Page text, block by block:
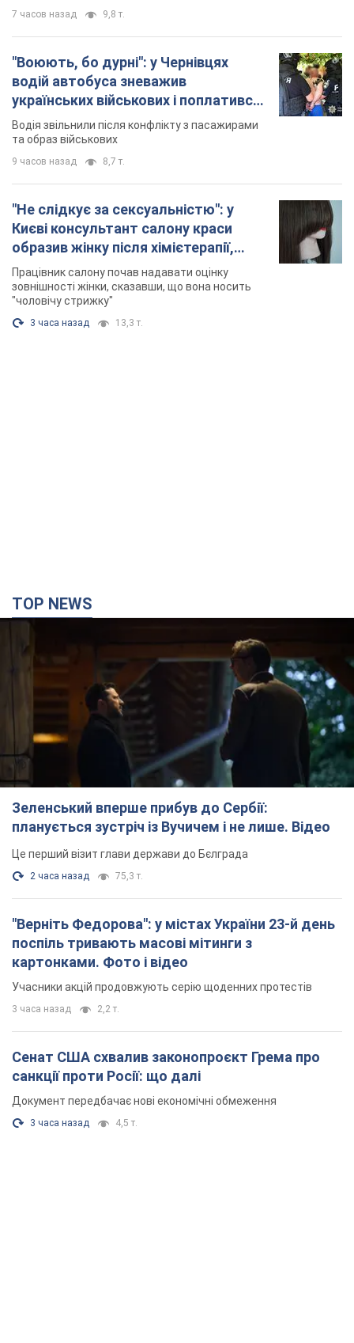
7 часов назад 9,8 т.
"Воюють, бо дурні": у Чернівцях
водій автобуса зневажив
українських військових і поплатився.
Відео
Водія звільнили після конфлікту з пасажирами
та образ військових
9 часов назад 8,7 т.
"Не слідкує за сексуальністю": у
Києві консультант салону краси
образив жінку після хімієтерапії,
розгорівся скандал. Фото
Працівник салону почав надавати оцінку
зовнішності жінки, сказавши, що вона носить
"чоловічу стрижку"
3 часа назад 13,3 т.
TOP NEWS
Зеленський вперше прибув до Сербії:
планується зустріч із Вучичем і не лише. Відео
Це перший візит глави держави до Бєлграда
2 часа назад 75,3 т.
"Верніть Федорова": у містах України 23-й день
поспіль тривають масові мітинги з
картонками. Фото і відео
Учасники акцій продовжують серію щоденних протестів
3 часа назад 2,2 т.
Сенат США схвалив законопроєкт Грема про
санкції проти Росії: що далі
Документ передбачає нові економічні обмеження
3 часа назад 4,5 т.